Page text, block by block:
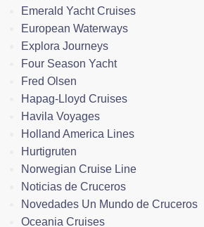
Emerald Yacht Cruises
European Waterways
Explora Journeys
Four Season Yacht
Fred Olsen
Hapag-Lloyd Cruises
Havila Voyages
Holland America Lines
Hurtigruten
Norwegian Cruise Line
Noticias de Cruceros
Novedades Un Mundo de Cruceros
Oceania Cruises